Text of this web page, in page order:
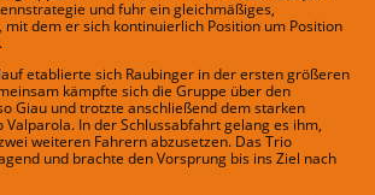
und fuhr ein gleichmäßiges,
dem er sich kontinuierlich Position um Position
etablierte sich Raubinger in der ersten größeren
kämpfte sich die Gruppe über den
Giau und trotzte anschließend dem starken
Valparola. In der Schlussabfahrt gelang es ihm,
weiteren Fahrern abzusetzen. Das Trio
und brachte den Vorsprung bis ins Ziel nach